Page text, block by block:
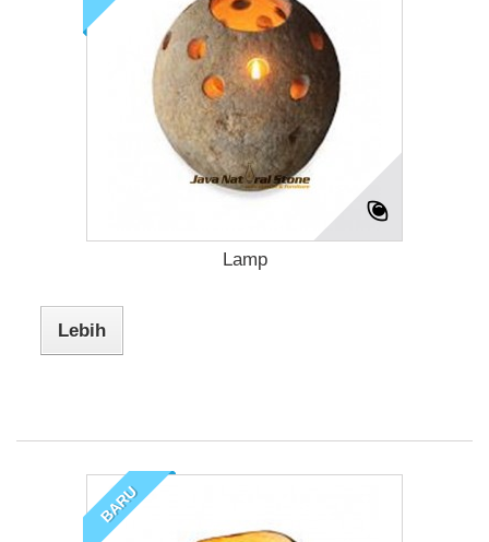
Lamp
Lebih
BARU